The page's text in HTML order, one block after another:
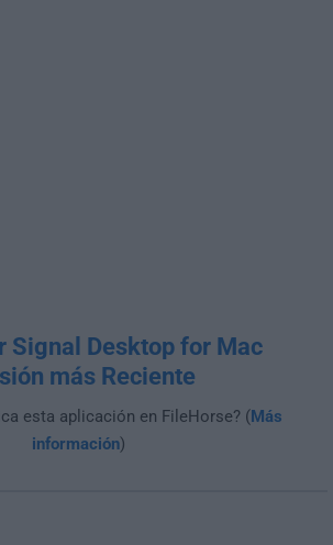
Signal Desktop for Mac
más Reciente
esta aplicación en FileHorse? (Más
información)